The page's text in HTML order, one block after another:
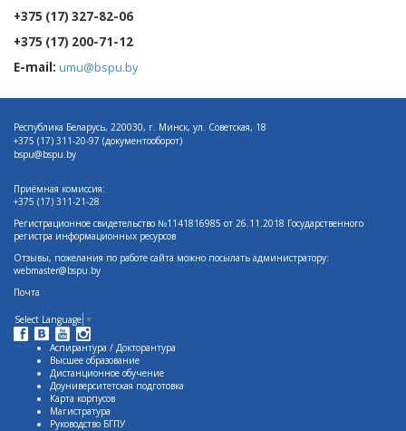
+375 (17) 327-82-06
+375 (17) 200-71-12
E-mail: umu@bspu.by
Республика Беларусь, 220030, г. Минск, ул. Советская, 18
+375 (17) 311-20-97 (документооборот)
bspu@bspu.by
Приёмная комиссия:
+375 (17) 311-21-28
Регистрационное свидетельство №1141816985 от 26.11.2018 Государственного
регистра информационных ресурсов
Отзывы, пожелания по работе сайта можно посылать администратору:
webmaster@bspu.by
Почта
Select Language ▼
Аспирантура / Докторантура
Высшее образование
Дистанционное обучение
Доуниверситетская подготовка
Карта корпусов
Магистратура
Руководство БГПУ